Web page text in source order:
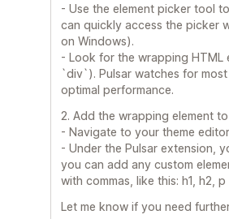
- Use the element picker tool
can quickly access the picker
on Windows).
- Look for the wrapping
`div`). Pulsar watches for
optimal performance.
2. Add the wrapping element
- Navigate to your theme
- Under the Pulsar extension,
you can add any custom
with commas, like this: h1, h2, p
Let me know if you need